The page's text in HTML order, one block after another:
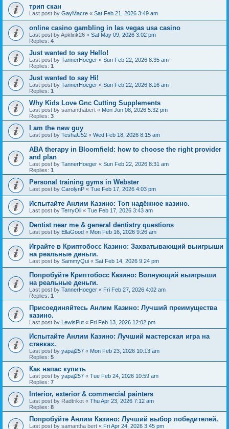
трип скан
Last post by GayMacre « Sat Feb 21, 2026 3:49 am
online casino gambling in las vegas usa casino
Last post byApklink26 « Sat May 09, 2026 3:02 pm
Replies: 4
Just wanted to say Hello!
Last post by TannerHoeger « Sun Feb 22, 2026 8:35 am
Replies: 1
Just wanted to say Hi!
Last post by TannerHoeger « Sun Feb 22, 2026 8:16 am
Replies: 1
Why Kids Love Gnc Cutting Supplements
Last post by samanthabert « Mon Jun 08, 2026 5:32 pm
Replies: 3
I am the new guy
Last post by TeshaU52 « Wed Feb 18, 2026 8:15 am
ABA therapy in Bloomfield: how to choose the right provider
and plan
Last post by TannerHoeger « Sun Feb 22, 2026 8:31 am
Replies: 1
Personal training gyms in Webster
Last post by CarolynP « Tue Feb 17, 2026 4:03 pm
Испытайте Анлим Казино: Топ надёжное казино.
Last post by TerryOli « Tue Feb 17, 2026 3:43 am
Dentist near me & general dentistry questions
Last post by EllaGood « Mon Feb 16, 2026 9:26 am
Играйте в Криптобосс Казино: Захватывающий выигрыши
на реальные деньги.
Last post by SammyQui « Sat Feb 14, 2026 9:24 pm
Попробуйте Криптобосс Казино: Волнующий выигрыши
на реальные деньги.
Last post by TannerHoeger « Fri Feb 27, 2026 4:02 am
Replies: 1
Присоединяйтесь Анлим Казино: Лучший преимущества
казино.
Last post by LewisPut « Fri Feb 13, 2026 12:02 pm
Испытайте Анлим Казино: Лучший мастерская игра на
ставках.
Last post by yapaj257 « Mon Feb 23, 2026 10:13 am
Replies: 5
Как напас купить
Last post by yapaj257 « Tue Feb 24, 2026 10:59 am
Replies: 7
Interior, exterior & commercial painters
Last post by Radtrikot « Thu Apr 23, 2026 7:12 am
Replies: 8
Попробуйте Анлим Казино: Лучший выбор победителей.
Last post by samantha bert « Fri Apr 24, 2026 3:45 pm